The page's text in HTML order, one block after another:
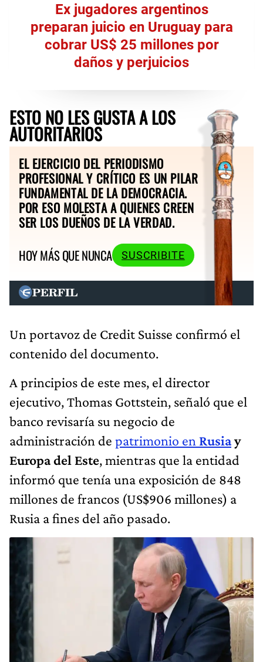
Ex jugadores argentinos
preparan juicio en Uruguay para
cobrar US$ 25 millones por
daños y perjuicios
ESTO NO LES GUSTA A LOS
AUTORITARIOS
EL EJERCICIO DEL PERIODISMO
PROFESIONAL Y CRÍTICO ES UN PILAR
FUNDAMENTAL DE LA DEMOCRACIA.
POR ESO MOLESTA A QUIENES CREEN
SER LOS DUEÑOS DE LA VERDAD.
HOY MÁS QUE NUNCA
SUSCRIBITE
Un portavoz de Credit Suisse confirmó el
contenido del documento.
A principios de este mes, el director
ejecutivo, Thomas Gottstein, señaló que el
banco revisaría su negocio de
administración de patrimonio en Rusiay
Europa del Este, mientras que la entidad
informó que tenía una exposición de 848
millones de francos (US$906 millones) a
Rusia a fines del año pasado.